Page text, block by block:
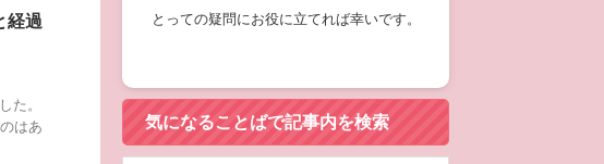
経過
た。
はあ
とっての疑問にお役に立てれば幸いです。
気になることばで記事内を検索